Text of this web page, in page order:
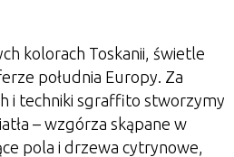
kolorach Toskanii, świetle
południa Europy. Za
i techniki sgraffito stworzymy
– wzgórza skąpane w
pola i drzewa cytrynowe,